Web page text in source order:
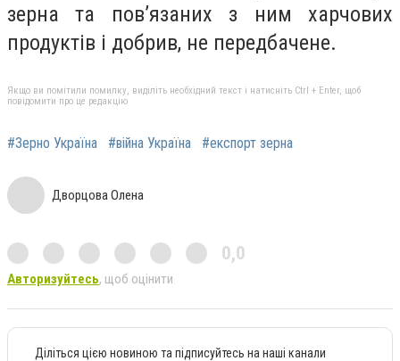
зерна та пов’язаних з ним харчових
продуктів і добрив, не передбачене.
Якщо ви помітили помилку, виділіть необхідний текст і натисніть Ctrl + Enter, щоб
повідомити про це редакцію
#Зерно Україна #війна Україна #експорт зерна
Дворцова Олена
0,0
Авторизуйтесь, щоб оцінити
Діліться цією новиною та підписуйтесь на наші канали